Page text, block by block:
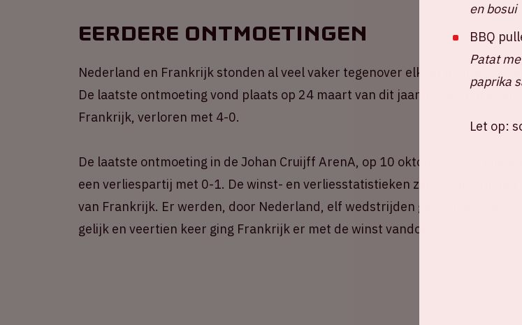
Eerdere ontmoetingen
Nederland en Frankrijk stonden al veel vaker tegenover elkaar in diverse
De laatste ontmoeting vond plaats op 24 maart van dit jaar. De wedstrijd
Frankrijk, verloren met 4-0.
De laatste ontmoeting in de Johan Cruijff ArenA, op 10 oktober 2016,
een verliespartij met 0-1. De winst- en verliesstatistieken zijn sowieso in het
van Frankrijk. Er werden, door Nederland, elf wedstrijden gewonnen, vier
gelijk en veertien keer ging Frankrijk er met de winst vandoor.
en bosui
BBQ
Patat
paprika
Let op: